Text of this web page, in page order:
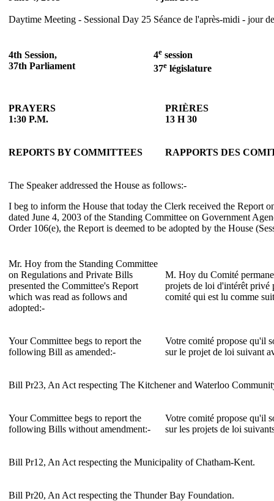
Daytime Meeting - Sessional Day 25 Séance de l'après-midi - jour
4th Session,
37th Parliament
4e session
37e législature
PRAYERS
1:30 P.M.
PRIÈRES
13 H 30
REPORTS BY COMMITTEES RAPPORTS DES
The Speaker addressed the House as follows:-
I beg to inform the House that today the Clerk received the Report
dated June 4, 2003 of the Standing Committee on Government
Order 106(e), the Report is deemed to be adopted by the House
Mr. Hoy from the Standing Committee
on Regulations and Private Bills
presented the Committee's Report
which was read as follows and
adopted:-
M. Hoy du Comité
projets de loi d'intérêt privé
comité qui est lu comme
Your Committee begs to report the
following Bill as amended:-
Votre comité propose qu'il
sur le projet de loi suivant
Bill Pr23, An Act respecting The Kitchener and Waterloo
Your Committee begs to report the
following Bills without amendment:-
Votre comité propose qu'il
sur les projets de loi
Bill Pr12, An Act respecting the Municipality of Chatham-Kent.
Bill Pr20, An Act respecting the Thunder Bay Foundation.